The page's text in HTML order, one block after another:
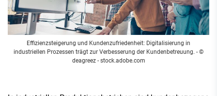
Effizienzsteigerung und Kundenzufriedenheit: Digitalisierung in
industriellen Prozessen trägt zur Verbesserung der Kundenbetreuung. - ©
deagreez - stock.adobe.com